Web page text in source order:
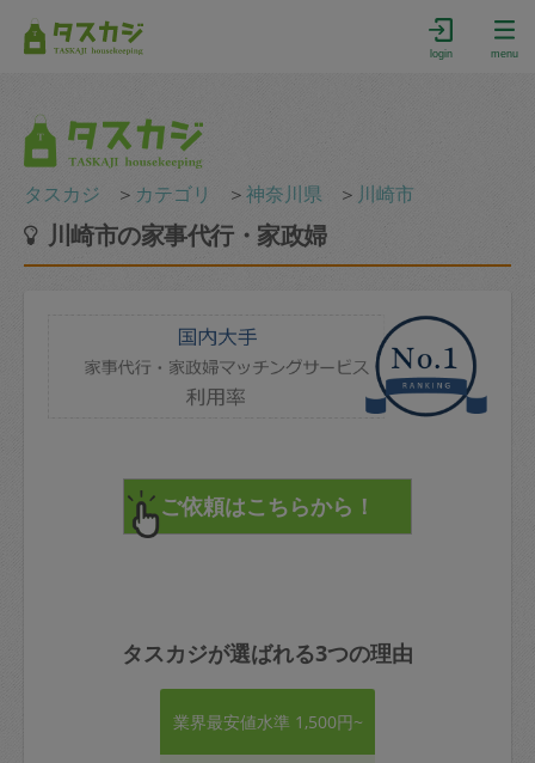
login menu
タスカジ ＞ カテゴリ ＞神奈川県 ＞ 川崎市
川崎市の家事代行・家政婦
タスカジが選ばれる3つの理由
業界最安値水準 1,500円~